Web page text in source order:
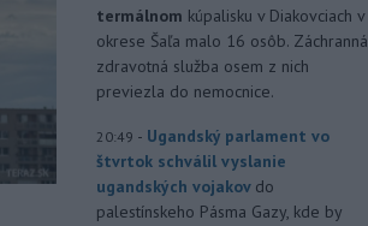
termálnom kúpalisku v Diakovciach v
okrese Šaľa malo 16 osôb. Záchranná
zdravotná služba osem z nich
previezla do nemocnice.
20:49 - Ugandský parlament vo
štvrtok schválil vyslanie
ugandských vojakov do
palestínskeho Pásma Gazy, kde by